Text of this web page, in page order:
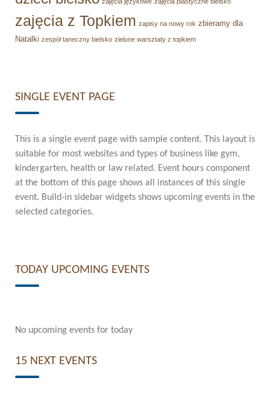
zajęcia z Topkiem zapisy na nowy rok zbieramy dla
Natalki zespół taneczny bielsko zielone warsztaty z topkiem
SINGLE EVENT PAGE
This is a single event page with sample content. This layout is
suitable for most websites and types of business like gym,
kindergarten, health or law related. Event hours component
at the bottom of this page shows all instances of this single
event. Build-in sidebar widgets shows upcoming events in the
selected categories.
TODAY UPCOMING EVENTS
No upcoming events for today
15 NEXT EVENTS